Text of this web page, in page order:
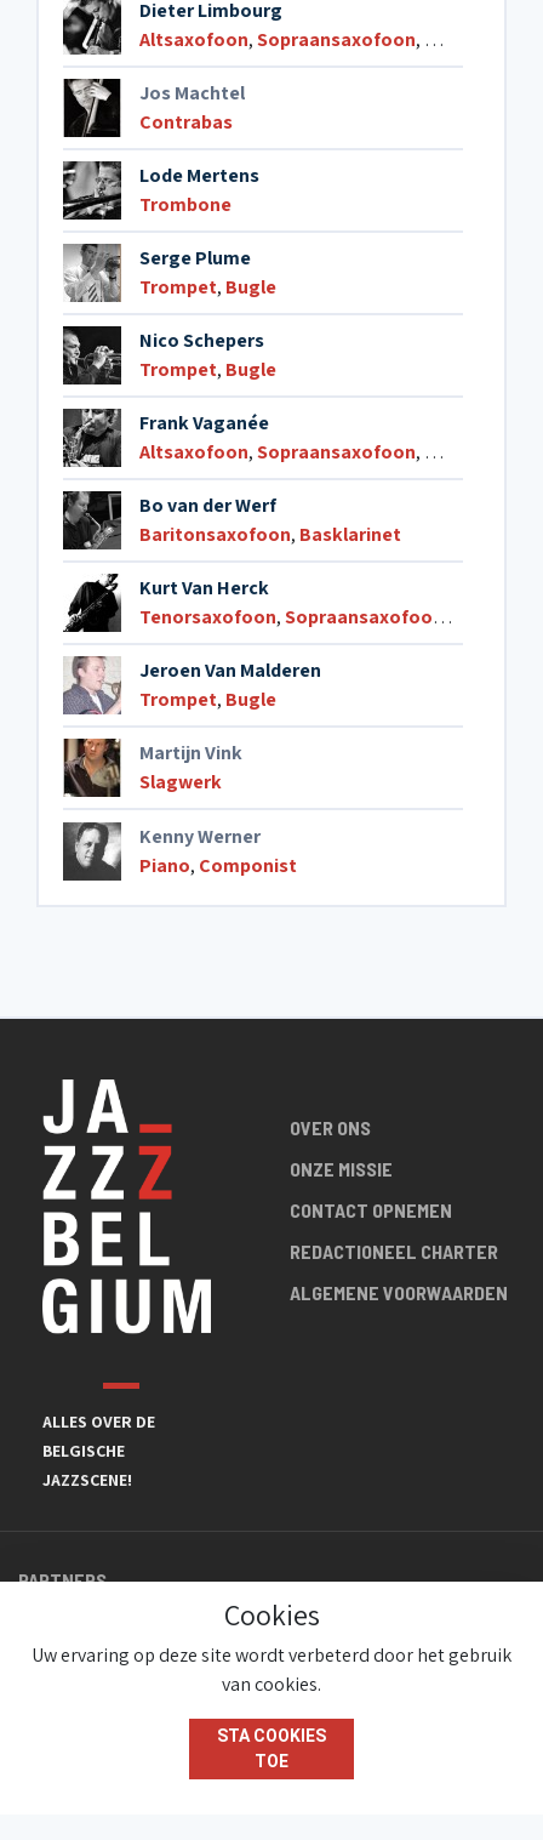
Dieter Limbourg
Altsaxofoon,Sopraansaxofoon, Klarinet
Jos Machtel
Contrabas
Lode Mertens
Trombone
Serge Plume
Trompet, Bugle
Nico Schepers
Trompet, Bugle
Frank Vaganée
Altsaxofoon,Sopraansaxofoon, Dwarsfluit
Bo van der Werf
Baritonsaxofoon, Basklarinet
Kurt Van Herck
Tenorsaxofoon,Sopraansaxofoon ,
Jeroen Van Malderen
Trompet, Bugle
Martijn Vink
Slagwerk
Kenny Werner
Piano, Componist
ALLES OVER DE
BELGISCHE
JAZZSCENE!
OVER ONS
ONZE MISSIE
CONTACT OPNEMEN
REDACTIONEEL CHARTER
ALGEMENE VOORWAARDEN
PARTNERS
© JazzInBelgium 2026 ( Version 1.1.2)
Cookies
Uw ervaring op deze site wordt verbeterd door het gebruik
van cookies.
STA COOKIES
TOE